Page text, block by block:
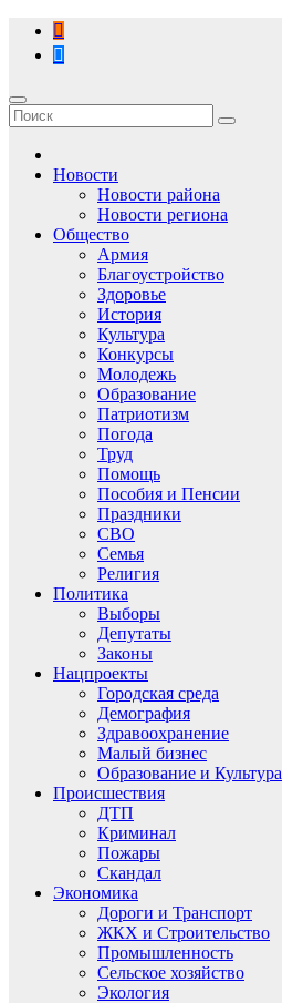
Перейти
содержимому
Новости
Новости района
Новости региона
Общество
Армия
Благоустройство
Здоровье
История
Культура
Конкурсы
Молодежь
Образование
Патриотизм
Погода
Труд
Помощь
Пособия и Пенсии
Праздники
СВО
Семья
Религия
Политика
Выборы
Депутаты
Законы
Нацпроекты
Городская среда
Демография
Здравоохранение
Малый бизнес
Образование и Культура
Происшествия
ДТП
Криминал
Пожары
Скандал
Экономика
Дороги и Транспорт
ЖКХ и Строительство
Промышленность
Сельское хозяйство
Экология